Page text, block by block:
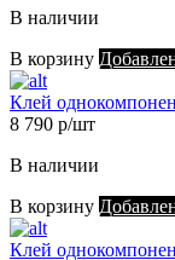
В наличии
В корзину
Клей
8 790 р/шт
В наличии
В корзину
Клей